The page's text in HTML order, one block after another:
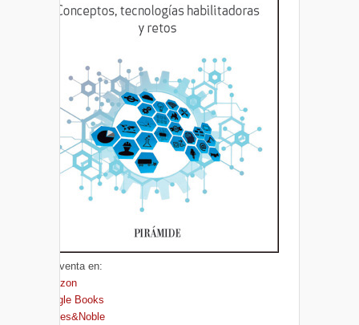
A la venta en:
Amazon
Google Books
Barnes&Noble